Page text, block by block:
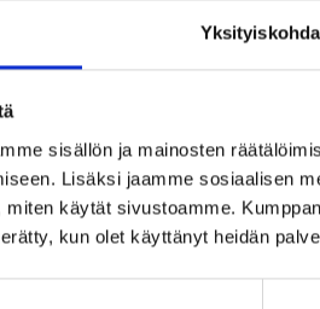
sisällön ja mainosten
Lisäksi jaamme sosiaalisen
käytät sivustoamme.
kun olet käyttänyt heidän
Ma
Ti
Ke
To